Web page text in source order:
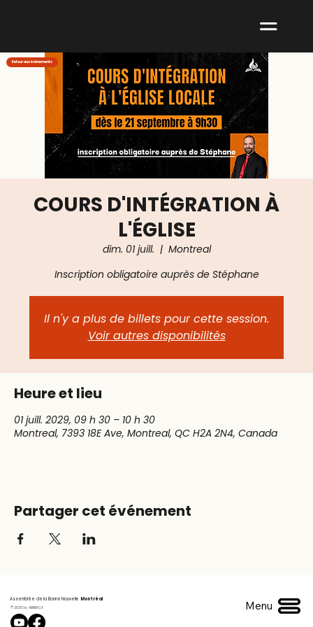
COURS D'INTÉGRATION À
L'ÉGLISE
dim. 01 juill.
  |
Montreal
Inscription obligatoire auprès de Stéphane
Il n'y a plus de billets pour cette session.
Voir autres disponibilités
Heure et lieu
01 juill. 2029, 09 h 30 – 10 h 30
Montreal, 7393 18E Ave, Montreal, QC H2A 2N4, Canada
Partager cet événement
Retour aux événements
Assemblée de la Bonne Nouvelle Montréal
© 2025 by ABNM.CA Menu